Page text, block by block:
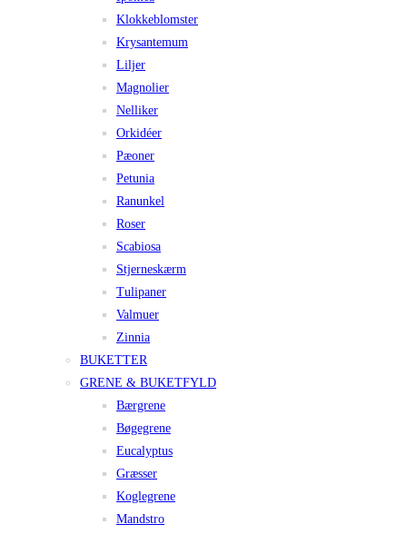
Klokkeblomster
Krysantemum
Liljer
Magnolier
Nelliker
Orkidéer
Pæoner
Petunia
Ranunkel
Roser
Scabiosa
Stjerneskærm
Tulipaner
Valmuer
Zinnia
BUKETTER
GRENE & BUKETFYLD
Bærgrene
Bøgegrene
Eucalyptus
Græsser
Koglegrene
Mandstro